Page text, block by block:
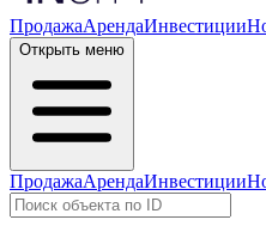
ПродажаАрендаИнвестиции
Открыть меню
ПродажаАрендаИнвестиции